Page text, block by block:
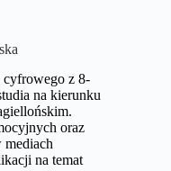
cyfrowego z 8-
na kierunku
oraz
na temat